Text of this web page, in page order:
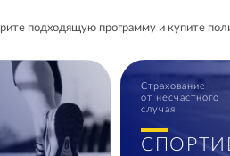
подходящую программу и купите
Страхование
от несчастного
случая